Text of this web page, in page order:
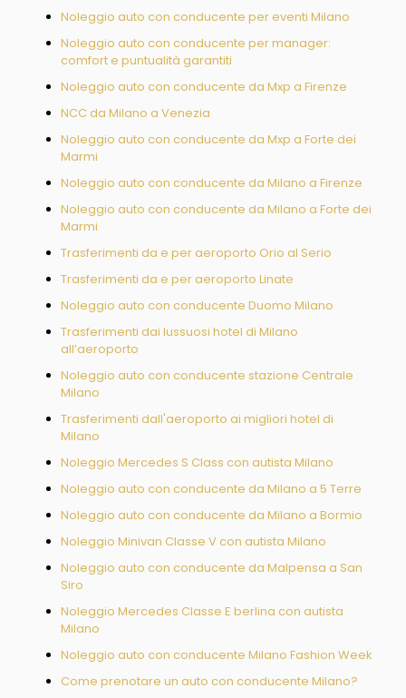
Noleggio auto con conducente per eventi Milano
Noleggio auto con conducente per manager:
comfort e puntualità garantiti
Noleggio auto con conducente da Mxp a Firenze
NCC da Milano a Venezia
Noleggio auto con conducente da Mxp a Forte dei
Marmi
Noleggio auto con conducente da Milano a Firenze
Noleggio auto con conducente da Milano a Forte dei
Marmi
Trasferimenti da e per aeroporto Orio al Serio
Trasferimenti da e per aeroporto Linate
Noleggio auto con conducente Duomo Milano
Trasferimenti dai lussuosi hotel di Milano
all’aeroporto
Noleggio auto con conducente stazione Centrale
Milano
Trasferimenti dall'aeroporto ai migliori hotel di
Milano
Noleggio Mercedes S Class con autista Milano
Noleggio auto con conducente da Milano a 5 Terre
Noleggio auto con conducente da Milano a Bormio
Noleggio Minivan Classe V con autista Milano
Noleggio auto con conducente da Malpensa a San
Siro
Noleggio Mercedes Classe E berlina con autista
Milano
Noleggio auto con conducente Milano Fashion Week
Come prenotare un auto con conducente Milano?